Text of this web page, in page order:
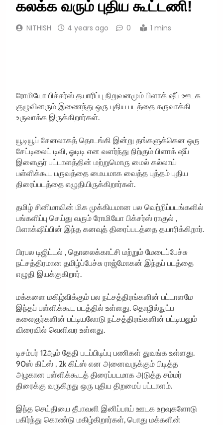
கலக்க வரும் புதிய கூட்டணி!
NITHISH 4 years ago 0 1 mins
ரோமியோ பிச்சர்ஸ் தயாரிப்பு நிறுவனமும் பிளாக் ஷீப் ஊடக
குழுவினரும் இணைந்து ஒரு புதிய படத்தை கருவாக்கி
உருவாக்க இருக்கிறார்கள்.
யூடியூப் சேனலாகத் தொடங்கி இன்று தங்களுக்கென ஒரு
சேட்டிலைட் டிவி, ஓடிடி என வளர்ந்து நிற்கும் பிளாக் ஷீப்
இளைஞர் பட்டாளத்தின் மற்றுமொரு மைல் கல்லாய்
பள்ளிக்கூட பருவத்தை மையமாக வைத்த புத்தம் புதிய
திரைப்படத்தை எழுதியிருக்கிறார்கள்.
தமிழ் சினிமாவின் மிக முக்கியமான பல வெற்றிப்படங்களில்
பங்களிப்பு செய்து வரும் ரோமியோ பிக்சர்ஸ் ராகுல் ,
பிளாக்‌ஷிப்பின் இந்த கனவுத் திரைப்படத்தை தயாரிக்கிறார்.
பிரபல டிஜிட்டல் , தொலைக்காட்சி மற்றும் மேடைப்பேச்சு
நட்சத்திரமான தமிழ்ப்பேச்சு ராஜ்மோகன் இந்தப் படத்தை
எழுதி இயக்குகிறார்.
மக்களை மகிழ்விக்கும் பல நட்சத்திரங்களின் பட்டாளமே
இந்தப் பள்ளிக்கூட படத்தில் உள்ளது. தொழில்நுட்ப
கலைஞர்களின் பட்டியலோடு நட்சத்திரங்களின் பட்டியலும்
விரைவில் வெளிவர உள்ளது.
டிசம்பர் 12ஆம் தேதி படப்பிடிப்பு பணிகள் துவங்க உள்ளது.
90ஸ் கிட்ஸ் , 2k கிட்ஸ் என அனைவருக்கும் பிடித்த
அழகான பள்ளிக்கூடத் திரைப்படமாக அடுத்த சம்மர்
திரைக்கு வருகிறது ஒரு புதிய திறமைப் பட்டாளம்.
இந்த செய்தியை தீபாவளி இனிப்பாய் ஊடக உறவுகளோடு
பகிர்ந்து கொண்டு மகிழ்கிறார்கள், பொது மக்களின்